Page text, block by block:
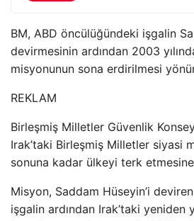
BM, ABD öncülüğündeki işgalin
devirmesinin ardından 2003
misyonunun sona erdirilmesi
REKLAM
Birleşmiş Milletler Güvenlik
Irak’taki Birleşmiş Milletler siyasi
sonuna kadar ülkeyi terk
Misyon, Saddam Hüseyin’i
işgalin ardından Irak’taki yeniden